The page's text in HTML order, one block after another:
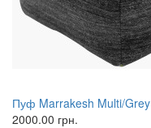
Пуф Marrakesh Multi/Grey
2000.00 грн.